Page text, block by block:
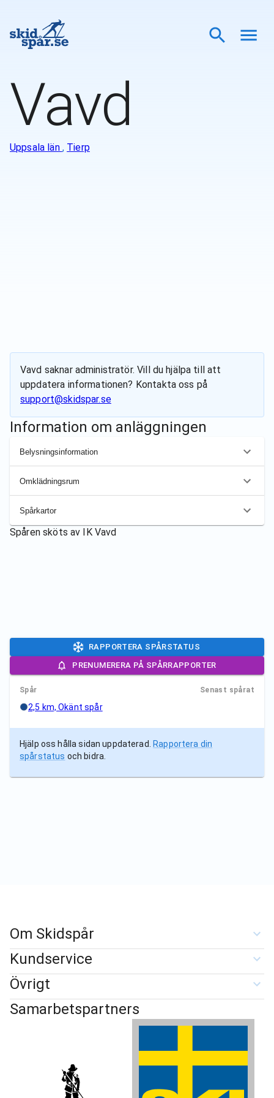
Vavd
Uppsala län , Tierp
Vavd saknar administratör. Vill du hjälpa till att
uppdatera informationen? Kontakta oss på
support@skidspar.se
Information om anläggningen
Belysningsinformation
Omklädningsrum
Spårkartor
Spåren sköts av IK Vavd
RAPPORTERA SPÅRSTATUS
PRENUMERERA PÅ SPÅRRAPPORTER
Spår Senast spårat
2,5 km, Okänt spår
Hjälp oss hålla sidan uppdaterad.
Rapportera din
spårstatus och bidra.
Om Skidspår
Kundservice
Övrigt
Samarbetspartners